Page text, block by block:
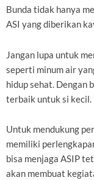
Bunda tidak hanya
ASI yang diberikan
Jangan lupa untuk
seperti minum air
hidup sehat. Dengan
terbaik untuk si kecil.
Untuk mendukung
memiliki
bisa menjaga ASIP
akan membuat